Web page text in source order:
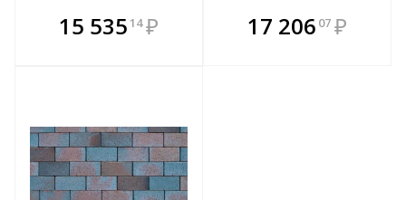
15 535 14 ₽
В комплекте
всегда выгоднее!
В комплекте
всегда выгоднее!
17 206 07 ₽